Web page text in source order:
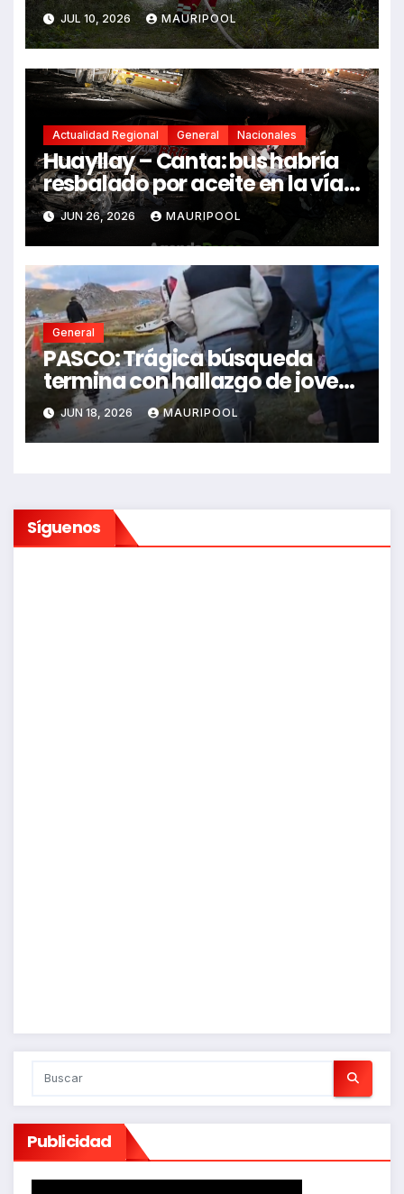
fallecidos y heridos
JUL 10, 2026 MAURIPOOL
Actualidad Regional General Nacionales
Huayllay – Canta: bus habría
resbalado por aceite en la vía e
impactó auto siniestrado
dejando dos fallecidos
JUN 26, 2026 MAURIPOOL
General
PASCO: Trágica búsqueda
termina con hallazgo de joven
sin vida en Rancas
JUN 18, 2026 MAURIPOOL
Síguenos
Publicidad